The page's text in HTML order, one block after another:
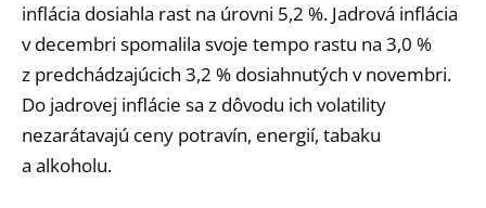
inflácia dosiahla rast na úrovni 5,2 %. Jadrová inflácia
v decembri spomalila svoje tempo rastu na 3,0 %
z predchádzajúcich 3,2 % dosiahnutých v novembri.
Do jadrovej inflácie sa z dôvodu ich volatility
nezarátavajú ceny potravín, energií, tabaku
a alkoholu.